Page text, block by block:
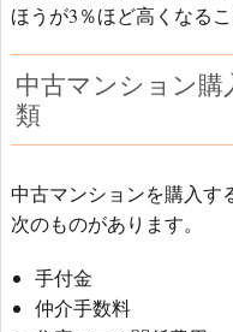
ほうが3％ほど高くなるこ
中古マンション
類
中古マンションを購入す
次のものがあります。
手付金
仲介手数料